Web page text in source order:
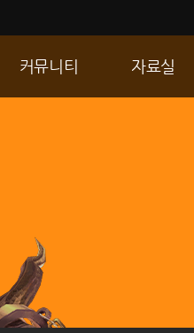
커뮤니티
GM노트
자료실